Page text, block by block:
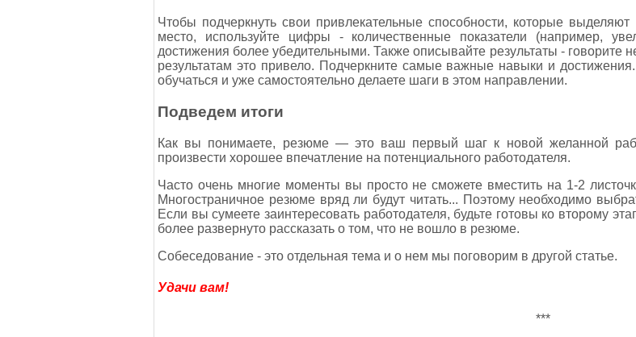
Чтобы подчеркнуть свои привлекательные способности, которые
место, используйте цифры - количественные показатели (например,
достижения более убедительными. Также описывайте результаты - говорите
результатам это привело. Подчеркните самые важные навыки и
обучаться и уже самостоятельно делаете шаги в этом направлении.
Подведем итоги
Как вы понимаете, резюме — это ваш первый шаг к новой желанной
произвести хорошее впечатление на потенциального работодателя.
Часто очень многие моменты вы просто не сможете вместить на 1-2
Многостраничное резюме вряд ли будут читать... Поэтому необходимо
Если вы сумеете заинтересовать работодателя, будьте готовы ко второму
более развернуто рассказать о том, что не вошло в резюме.
Собеседование - это отдельная тема и о нем мы поговорим в другой статье.
Удачи вам!
***